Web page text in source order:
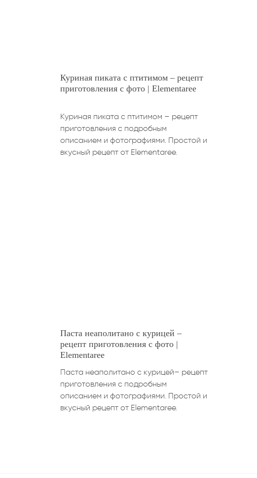
Куриная пиката с птитимом – рецепт
приготовления с фото | Elementaree
Куриная пиката с птитимом – рецепт
приготовления с подробным
описанием и фотографиями. Простой и
вкусный рецепт от Elementaree.
Паста неаполитано с курицей –
рецепт приготовления с фото |
Elementaree
Паста неаполитано с курицей– рецепт
приготовления с подробным
описанием и фотографиями. Простой и
вкусный рецепт от Elementaree.